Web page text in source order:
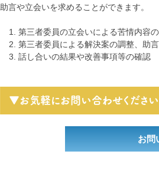
助言や立会いを求めることができます。
第三者委員の立会いによる苦情内容
第三者委員による解決案の調整、助言
話し合いの結果や改善事項等の確認
▼お気軽にお問い合わせください
お問